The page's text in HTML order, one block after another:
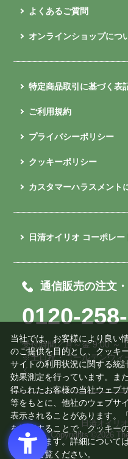
よくあるご質問
オンラインショップにつ
特定商品取引に基づく表
ご利用規約
プライバシーポリシー
クッキーポリシー
カスタマーハラスメント
日清オイリオ コーポレー
通信販売の注文
0120-
受付時間／月～金 9:00 ～
※土日祝・ゴールデンウィ
く
日清オイリ
Copyrights ©2026
当社では、お客様により良い
のご提供を目的とし、クッキ
サイトの利用状況に関する統
効果測定を行っています。ま
得られたお客様の当社ウェブ
等をもとに、他社のウェブサ
表示されることがあります。
を押下することで、クッキー
みなされます。詳細について
ー
」をご覧ください。